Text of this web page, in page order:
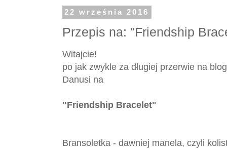
22 września 2016
Przepis na: "Friendship
Witajcie!
po jak zwykle za długiej przerwie na
Danusi na
"Friendship Bracelet"
Bransoletka - dawniej manela, czyli